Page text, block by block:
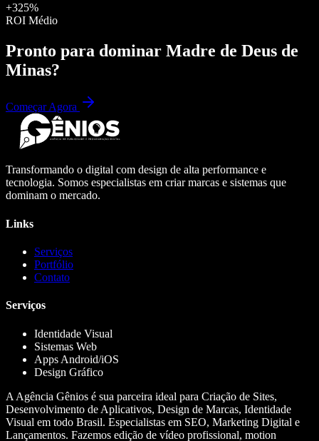
+325%
ROI Médio
Pronto para dominar Madre de Deus de
Minas?
Começar Agora
Transformando o digital com design de alta performance e
tecnologia. Somos especialistas em criar marcas e sistemas que
dominam o mercado.
Links
Serviços
Portfólio
Contato
Serviços
Identidade Visual
Sistemas Web
Apps Android/iOS
Design Gráfico
A Agência Gênios é sua parceira ideal para Criação de Sites,
Desenvolvimento de Aplicativos, Design de Marcas, Identidade
Visual em todo Brasil. Especialistas em SEO, Marketing Digital e
Lançamentos. Fazemos edição de vídeo profissional, motion